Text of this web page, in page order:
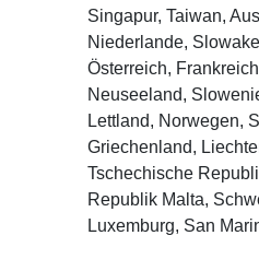
Singapur, Taiwan,
Niederlande,
Österreich,
Neuseeland,
Lettland, Norwegen,
Griechenland,
Tschechische
Republik Malta,
Luxemburg, San